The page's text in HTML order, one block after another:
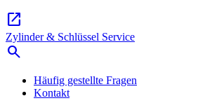
open_in_new
Zylinder & Schlüssel Service
search
Häufig gestellte Fragen
Kontakt